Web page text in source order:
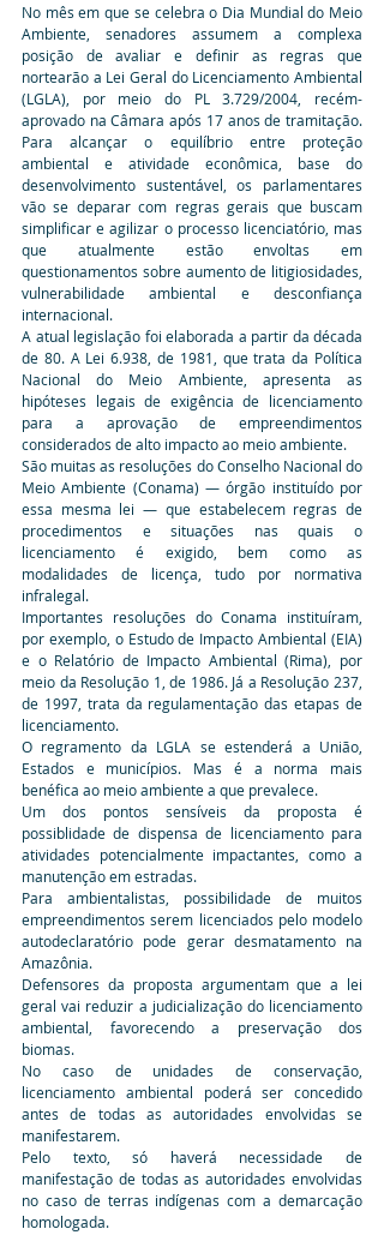
No mês em que se celebra o Dia Mundial do Meio
Ambiente, senadores assumem a complexa
posição de avaliar e definir as regras que
nortearão a Lei Geral do Licenciamento Ambiental
(LGLA), por meio do PL 3.729/2004, recém-
aprovado na Câmara após 17 anos de tramitação.
Para alcançar o equilíbrio entre proteção
ambiental e atividade econômica, base do
desenvolvimento sustentável, os parlamentares
vão se deparar com regras gerais que buscam
simplificar e agilizar o processo licenciatório, mas
que atualmente estão envoltas em
questionamentos sobre aumento de litigiosidades,
vulnerabilidade ambiental e desconfiança
internacional.
A atual legislação foi elaborada a partir da década
de 80. A Lei 6.938, de 1981, que trata da Política
Nacional do Meio Ambiente, apresenta as
hipóteses legais de exigência de licenciamento
para a aprovação de empreendimentos
considerados de alto impacto ao meio ambiente.
São muitas as resoluções do Conselho Nacional do
Meio Ambiente (Conama) — órgão instituído por
essa mesma lei — que estabelecem regras de
procedimentos e situações nas quais o
licenciamento é exigido, bem como as
modalidades de licença, tudo por normativa
infralegal.
Importantes resoluções do Conama instituíram,
por exemplo, o Estudo de Impacto Ambiental (EIA)
e o Relatório de Impacto Ambiental (Rima), por
meio da Resolução 1, de 1986. Já a Resolução 237,
de 1997, trata da regulamentação das etapas de
licenciamento.
O regramento da LGLA se estenderá a União,
Estados e municípios. Mas é a norma mais
benéfica ao meio ambiente a que prevalece.
Um dos pontos sensíveis da proposta é
possiblidade de dispensa de licenciamento para
atividades potencialmente impactantes, como a
manutenção em estradas.
Para ambientalistas, possibilidade de muitos
empreendimentos serem licenciados pelo modelo
autodeclaratório pode gerar desmatamento na
Amazônia.
Defensores da proposta argumentam que a lei
geral vai reduzir a judicialização do licenciamento
ambiental, favorecendo a preservação dos
biomas.
No caso de unidades de conservação,
licenciamento ambiental poderá ser concedido
antes de todas as autoridades envolvidas se
manifestarem.
Pelo texto, só haverá necessidade de
manifestação de todas as autoridades envolvidas
no caso de terras indígenas com a demarcação
homologada.